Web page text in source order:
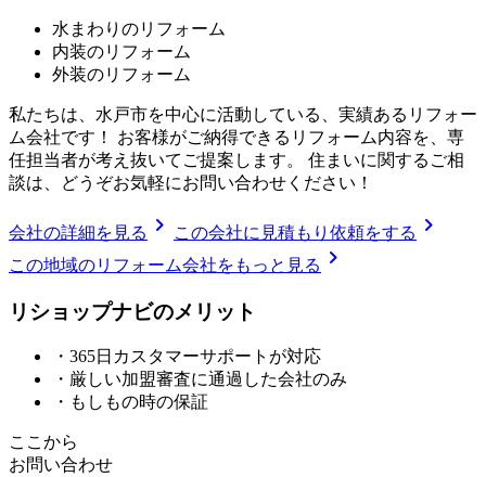
水まわりのリフォーム
内装のリフォーム
外装のリフォーム
私たちは、水戸市を中心に活動している、実績あるリフォー
ム会社です！ お客様がご納得できるリフォーム内容を、専
任担当者が考え抜いてご提案します。 住まいに関するご相
談は、どうぞお気軽にお問い合わせください！
会社の詳細を見る chevron_right この会社に見積もり依頼をする chevron_right
この地域のリフォーム会社をもっと見る chevron_right
リショップナビのメ リ ッ ト
・365日カスタマーサポートが対応
・厳しい加盟審査に通過した会社のみ
・もしもの時の保証
ここから
お問い合わせ